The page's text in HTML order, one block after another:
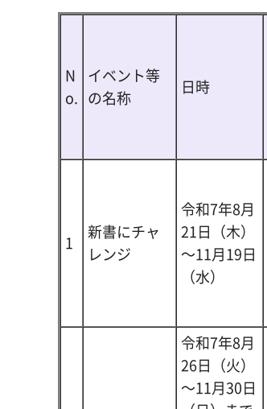
N
o.
イベント等
の名称
日時
1
新書にチャ
レンジ
令和7年8月
21日（木）
～11月19日
（水）
令和7年8月
26日（火）
～11月30日